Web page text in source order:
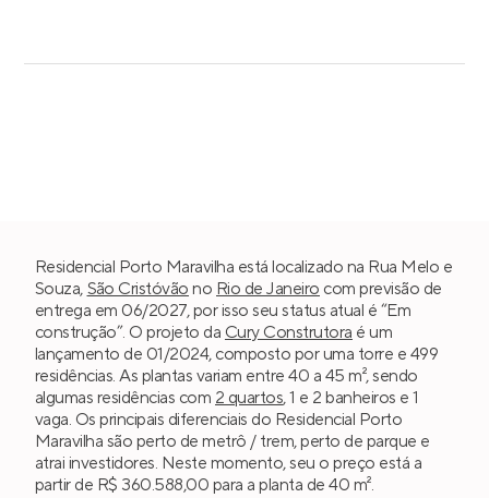
Residencial Porto Maravilha está localizado na Rua Melo e
Souza, São Cristóvão no Rio de Janeiro com previsão de
entrega em 06/2027, por isso seu status atual é “Em
construção”. O projeto da Cury Construtora é um
lançamento de 01/2024, composto por uma torre e 499
residências. As plantas variam entre 40 a 45 m², sendo
algumas residências com 2 quartos, 1 e 2 banheiros e 1
vaga. Os principais diferenciais do Residencial Porto
Maravilha são perto de metrô / trem, perto de parque e
atrai investidores. Neste momento, seu o preço está a
partir de R$ 360.588,00 para a planta de 40 m².